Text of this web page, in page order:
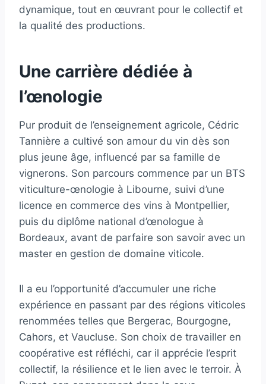
dynamique, tout en œuvrant pour le collectif et
la qualité des productions.
Une carrière dédiée à
l’œnologie
Pur produit de l’enseignement agricole, Cédric
Tannière a cultivé son amour du vin dès son
plus jeune âge, influencé par sa famille de
vignerons. Son parcours commence par un BTS
viticulture-œnologie à Libourne, suivi d’une
licence en commerce des vins à Montpellier,
puis du diplôme national d’œnologue à
Bordeaux, avant de parfaire son savoir avec un
master en gestion de domaine viticole.
Il a eu l’opportunité d’accumuler une riche
expérience en passant par des régions viticoles
renommées telles que Bergerac, Bourgogne,
Cahors, et Vaucluse. Son choix de travailler en
coopérative est réfléchi, car il apprécie l’esprit
collectif, la résilience et le lien avec le terroir. À